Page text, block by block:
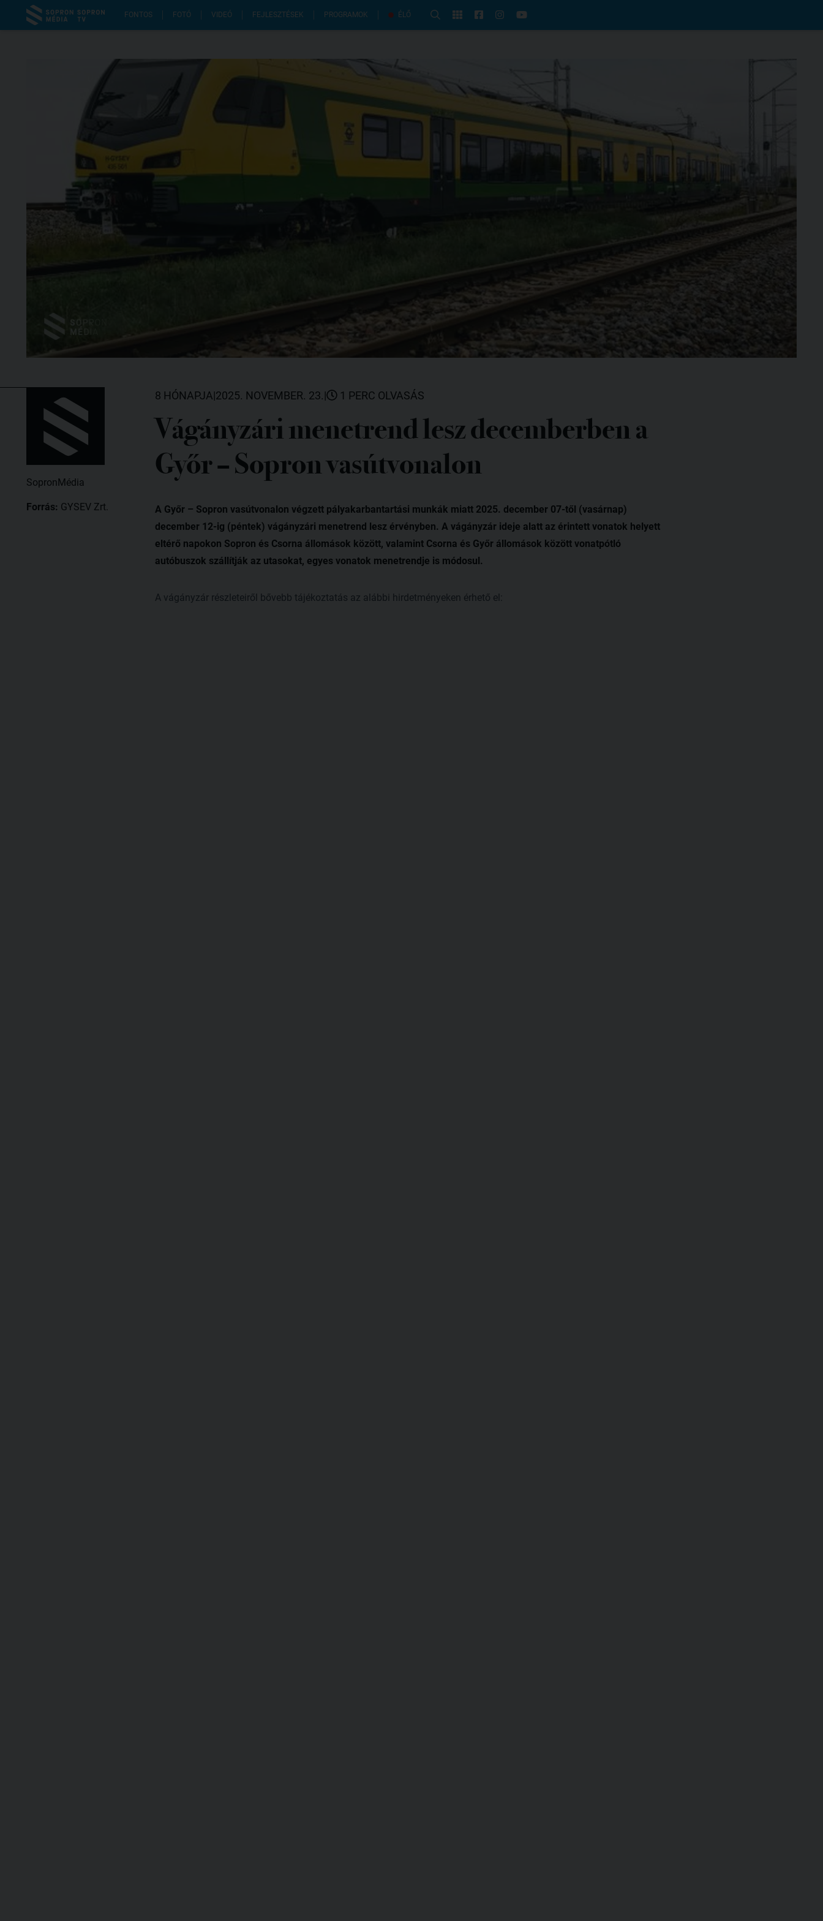
FONTOS FOTÓ VIDEÓ FEJLESZTÉSEK PROGRAMOK ÉLŐ
SopronMédia
Forrás: GYSEV Zrt.
8 HÓNAPJA|2025. NOVEMBER. 23.| 1 PERC OLVASÁS
Vágányzári menetrend lesz decemberben a
Győr – Sopron vasútvonalon
A Győr – Sopron vasútvonalon végzett pályakarbantartási munkák miatt 2025. december 07-től (vasárnap)
december 12-ig (péntek) vágányzári menetrend lesz érvényben. A vágányzár ideje alatt az érintett vonatok helyett
eltérő napokon Sopron és Csorna állomások között, valamint Csorna és Győr állomások között vonatpótló
autóbuszok szállítják az utasokat, egyes vonatok menetrendje is módosul.
A vágányzár részleteiről bővebb tájékoztatás az alábbi hirdetményeken érhető el: